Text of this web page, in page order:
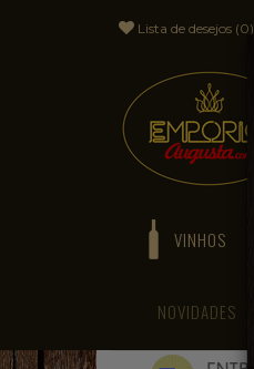
Lista de desejos (0)
VINHOS
NOVIDADES